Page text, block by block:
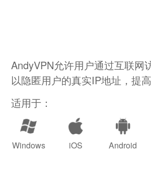
AndyVPN允许用户通过互联网
以隐匿用户的真实IP地址，提
适用于：
Windows iOS Android